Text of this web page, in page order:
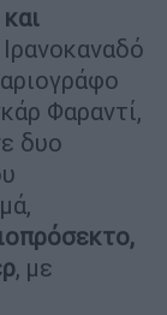
Φαραντί,
δυο
, με